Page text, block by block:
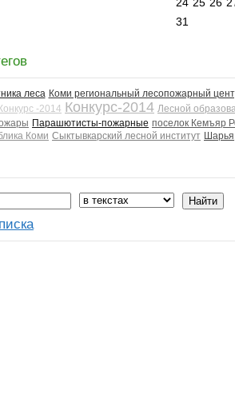
24 25 26
31
леса Коми региональный лесопожарный
-2014 Конкурс-2014 Лесной
Парашютисты-пожарные поселок Кемъяр
Коми Сыктывкарский лесной институт